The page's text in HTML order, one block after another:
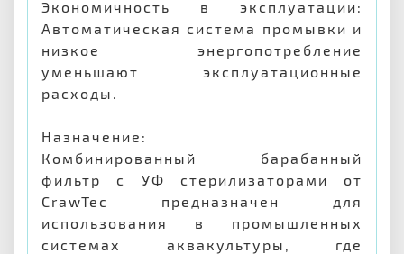
Экономичность в эксплуатации:
Автоматическая система промывки и
низкое энергопотребление
уменьшают эксплуатационные
расходы.
Назначение:
Комбинированный барабанный
фильтр с УФ стерилизаторами от
CrawTec предназначен для
использования в промышленных
системах аквакультуры, где